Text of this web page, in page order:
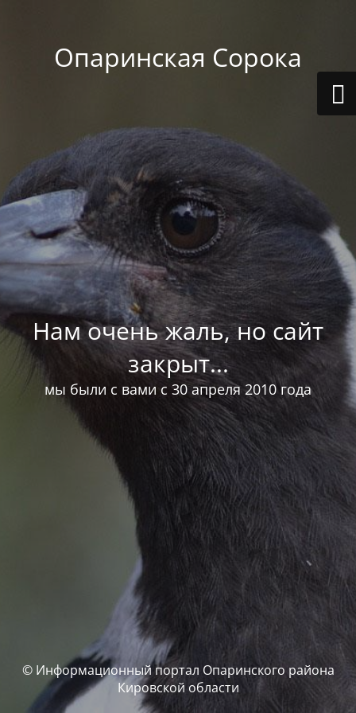
Опаринская Сорока
Нам очень жаль, но сайт
закрыт...
мы были с вами с 30 апреля 2010 года
© Информационный портал Опаринского района
Кировской области